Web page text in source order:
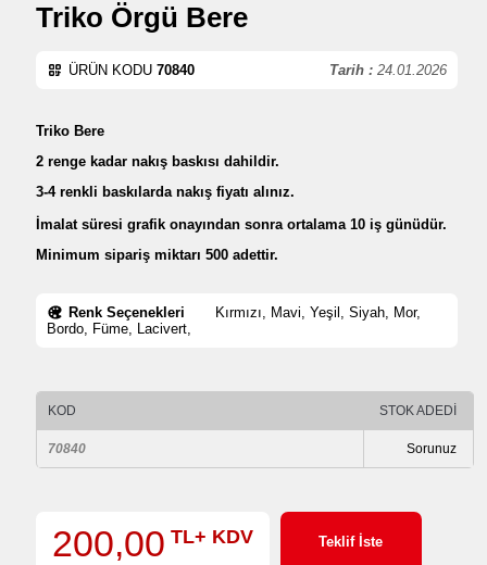
Triko Örgü Bere
Tarih : 24.01.2026
ÜRÜN KODU 70840
Triko Bere
2 renge kadar nakış baskısı dahildir.
3-4 renkli baskılarda nakış fiyatı alınız.
İmalat süresi grafik onayından sonra ortalama 10 iş günüdür.
Minimum sipariş miktarı 500 adettir.
Renk Seçenekleri
Kırmızı, Mavi, Yeşil, Siyah, Mor,
Bordo, Füme, Lacivert,
KOD STOK ADEDİ
70840 Sorunuz
200,00 TL+ KDV Teklif İste